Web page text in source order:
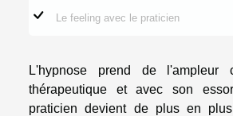
Le feeling avec le praticien
L'hypnose prend de l'ampleur
thérapeutique et avec son
praticien devient de plus en